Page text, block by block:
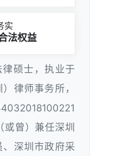
实
法权益
硕士，执业于
律师事务所，
曾）兼任深圳
深圳市政府采